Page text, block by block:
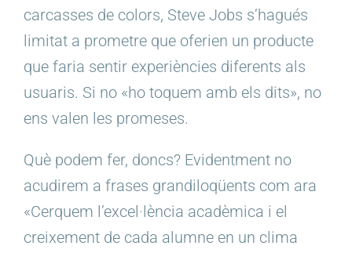
carcasses de colors, Steve Jobs s’hagués
limitat a prometre que oferien un producte
que faria sentir experiències diferents als
usuaris. Si no «ho toquem amb els dits», no
ens valen les promeses.
Què podem fer, doncs? Evidentment no
acudirem a frases grandiloqüents com ara
«Cerquem l’excel·lència acadèmica i el
creixement de cada alumne en un clima